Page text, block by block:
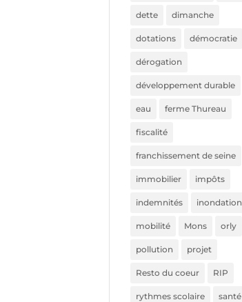
dette dimanche
dotations démocratie
dérogation
développement durable
eau ferme Thureau
fiscalité
franchissement de seine
immobilier impôts
indemnités inondation
mobilité Mons orly
pollution projet
Resto du coeur RIP
rythmes scolaire santé